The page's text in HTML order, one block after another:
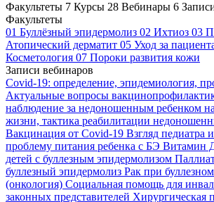
Факультеты 7 Курсы 28 Вебинары 6
Факультеты
01 Буллёзный эпидермолиз 02 Ихтиоз 03
Атопический дерматит 05 Уход за
Косметология 07 Пороки развития кожи
Записи вебинаров
Covid-19: определение, эпидемиология,
Актуальные вопросы
наблюдение за недоношенным ребенком
жизни, тактика реабилитации
Вакцинация от Covid-19 Взгляд педиатра
проблему питания ребенка с БЭ Витамин
детей с буллезным эпидермолизом
буллезный эпидермолиз Рак при
(онкология) Социальная помощь для
законных представителей Хирургическая